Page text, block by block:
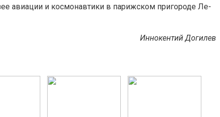
авиации и космонавтики в парижском пригороде Ле-
Иннокентий Догилев